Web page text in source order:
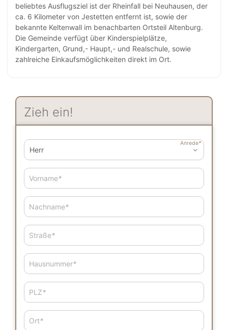
beliebtes Ausflugsziel ist der Rheinfall bei Neuhausen, der
ca. 6 Kilometer von Jestetten entfernt ist, sowie der
bekannte Keltenwall im benachbarten Ortsteil Altenburg.
Die Gemeinde verfügt über Kinderspielplätze,
Kindergarten, Grund,- Haupt,- und Realschule, sowie
zahlreiche Einkaufsmöglichkeiten direkt im Ort.
Zieh ein!
Anrede*
Vorname*
Nachname*
Straße*
Hausnummer*
PLZ*
Ort*